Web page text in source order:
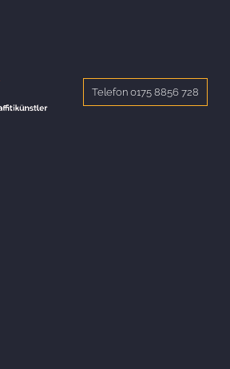
Telefon 0175 8856 728